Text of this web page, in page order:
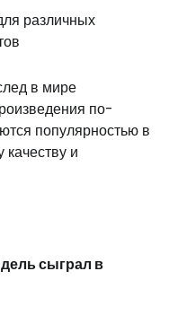
различных
в мире
по-
популярностью в
и
сыграл в